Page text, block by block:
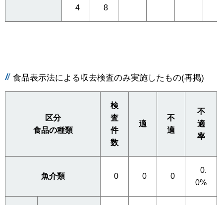
4 8
食品表示法による収去検査のみ実施したもの(再掲)
区分
食品の種類
検
査
件
数
適
不
適
不
適
率
魚介類 0 0 0
0.
0%